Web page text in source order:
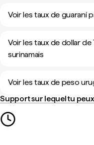
Voir les taux de guaraní
Voir les taux de dollar
surinamais
Voir les taux de peso
Support sur lequel tu